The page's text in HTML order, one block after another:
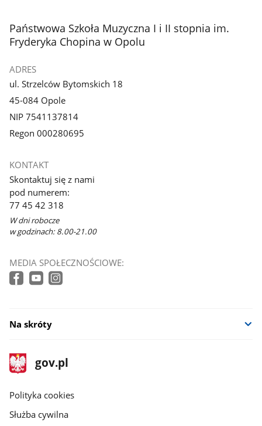
stopka
Państwowa Szkoła Muzyczna I i II stopnia im.
Fryderyka Chopina w Opolu
ADRES
ul. Strzelców Bytomskich 18
45-084 Opole
NIP 7541137814
Regon 000280695
KONTAKT
Skontaktuj się z nami
pod numerem:
77 45 42 318
W dni robocze
w godzinach: 8.00-21.00
MEDIA SPOŁECZNOŚCIOWE:
Na skróty
stopka
gov.pl
Strona
gov.pl
gov.pl
Polityka cookies
Służba cywilna